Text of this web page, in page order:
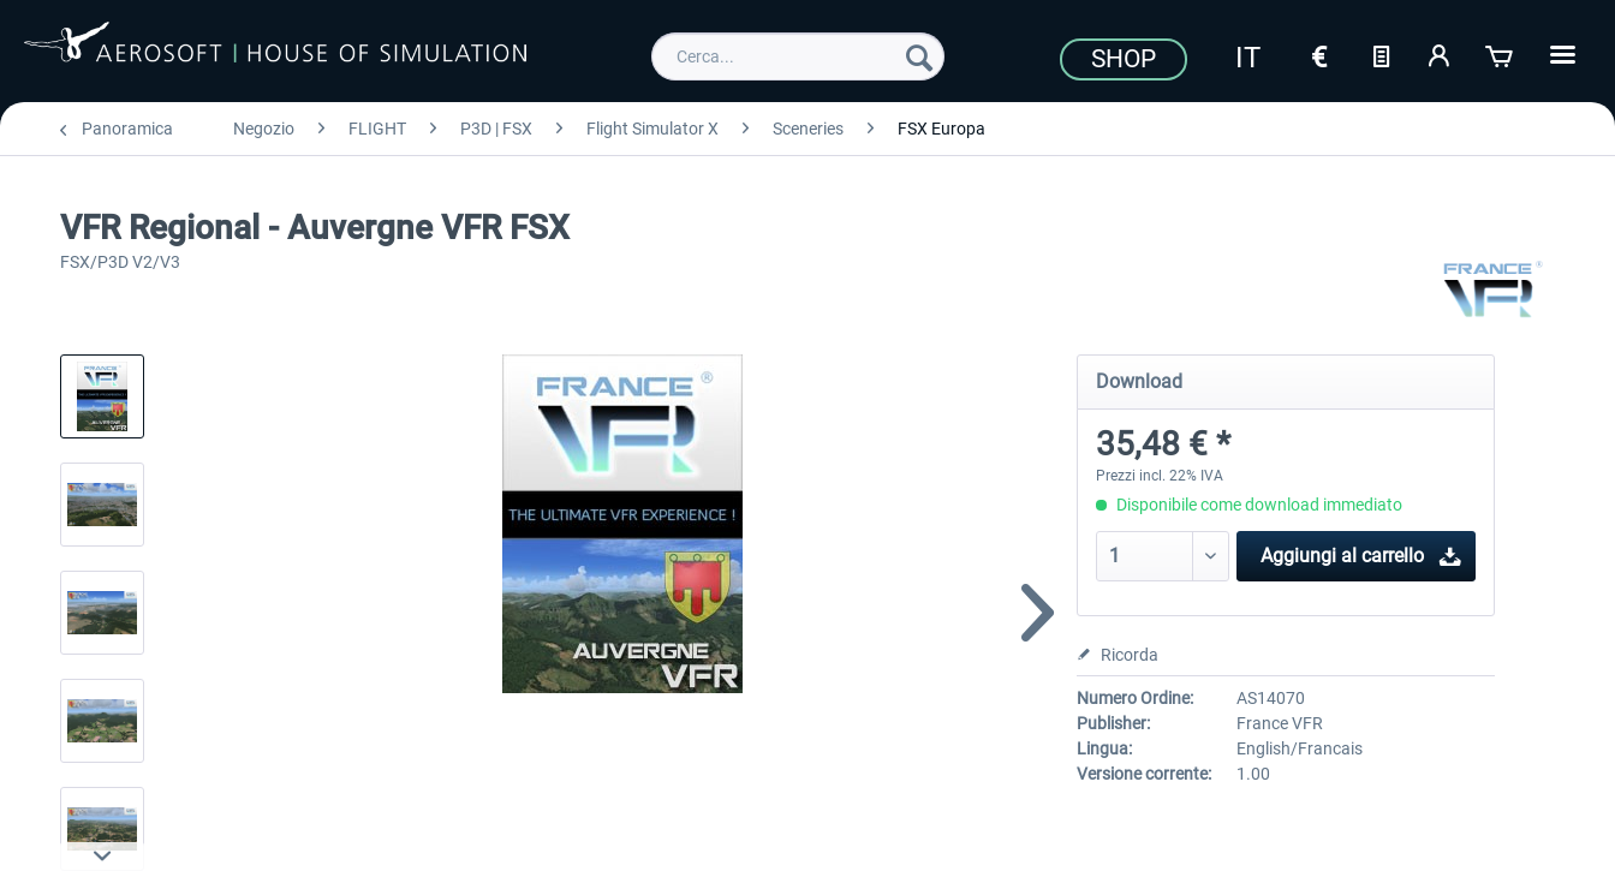
SHOP
Panoramica Negozio FLIGHT P3D | FSX Flight Simulator X Sceneries FSX Europa
VFR Regional - Auvergne VFR FSX
FSX/P3D V2/V3
Download
35,48 € *
Prezzi incl. 22% IVA
Disponibile come download immediato
Aggiungi al carrello
Ricorda
Numero Ordine:
AS14070
Publisher:
France VFR
Lingua:
English/Francais
Versione corrente:
1.00